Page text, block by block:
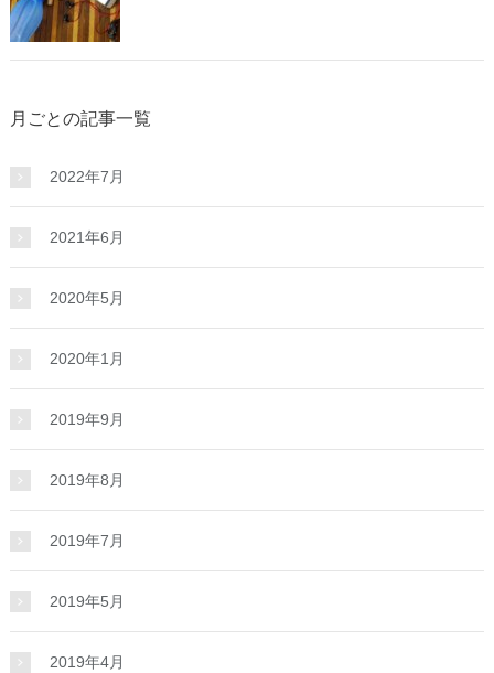
月ごとの記事一覧
2022年7月
2021年6月
2020年5月
2020年1月
2019年9月
2019年8月
2019年7月
2019年5月
2019年4月